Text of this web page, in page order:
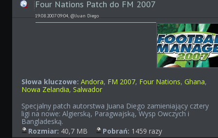
Four Nations Patch do FM 2007
19.08.2007 09:04, @Juan Diego
Słowa kluczowe: Andora, FM 2007, Four Nations,Ghana,
Nowa Zelandia,Salwador
Specjalny patch autorstwa Juana Diego zamieniający cztery
ligi na nowe: Algierską, Paragwajską, Wysp Owczych i
Bangladeską.
Rozmiar: 40,7 MB Pobrań: 1459 razy